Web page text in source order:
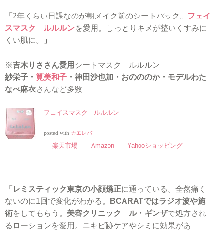
「 2年くらい日課なのが朝メイク前のシートパック。 フェイ
スマスク ルルルンを愛用。しっとりキメが整いくすみに
くい肌に。
」
※吉木りささん愛用 シートマスク ルルルン
紗栄子・ 筧美和子 ・神田沙也加・おのののか・モデルわた
なべ麻衣さんなど多数
フェイスマスク ルルルン
posted with カエレバ
楽天市場 Amazon Yahooショッピング
「レミスティック東京の小顔矯正に通っている。全然痛く
ないのに1回で変化がわかる。
BCARATではラジオ波や施
術をしてもらう。 美容クリニック ル・ギンザで処方され
るローションを愛用。ニキビ跡ケアやシミに効果があ